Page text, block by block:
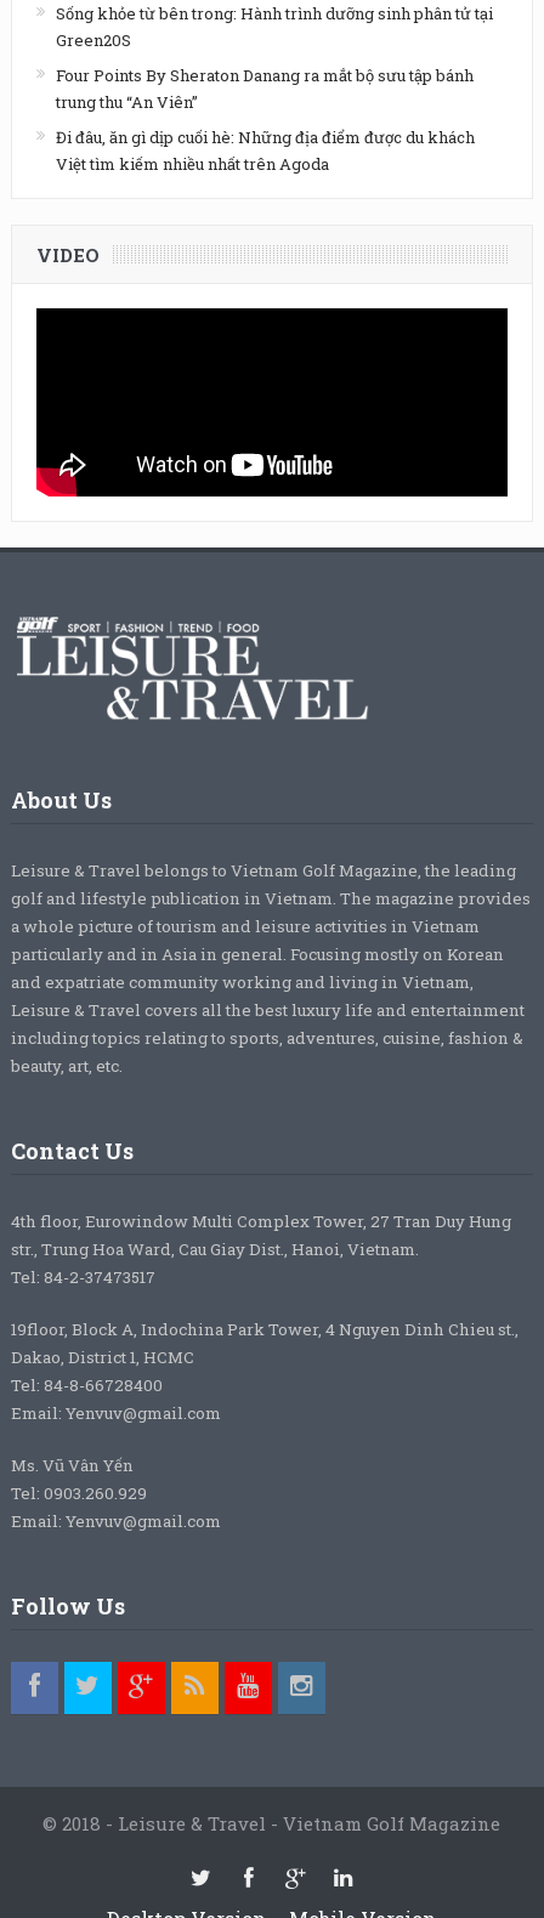
Sống khỏe từ bên trong: Hành trình dưỡng sinh phân tử tại
Green20S
Four Points By Sheraton Danang ra mắt bộ sưu tập bánh
trung thu “An Viên”
Đi đâu, ăn gì dịp cuối hè: Những địa điểm được du khách
Việt tìm kiếm nhiều nhất trên Agoda
VIDEO
About Us
Leisure & Travel belongs to Vietnam Golf Magazine, the leading
golf and lifestyle publication in Vietnam. The magazine provides
a whole picture of tourism and leisure activities in Vietnam
particularly and in Asia in general. Focusing mostly on Korean
and expatriate community working and living in Vietnam,
Leisure & Travel covers all the best luxury life and entertainment
including topics relating to sports, adventures, cuisine, fashion &
beauty, art, etc.
Contact Us
4th floor, Eurowindow Multi Complex Tower, 27 Tran Duy Hung
str., Trung Hoa Ward, Cau Giay Dist., Hanoi, Vietnam.
Tel: 84-2-37473517
19floor, Block A, Indochina Park Tower, 4 Nguyen Dinh Chieu st.,
Dakao, District 1, HCMC
Tel: 84-8-66728400
Email: Yenvuv@gmail.com
Ms. Vũ Vân Yến
Tel: 0903.260.929
Email: Yenvuv@gmail.com
Follow Us
© 2018 - Leisure & Travel - Vietnam Golf Magazine